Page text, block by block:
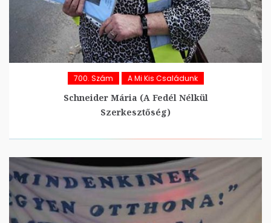
700. Szám A Mi Kis Családunk
Schneider Mária (A Fedél Nélkül
Szerkesztőség)